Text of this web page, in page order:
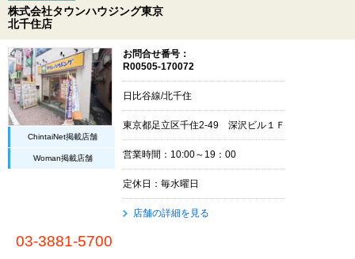
株式会社タウンハウジング東京
北千住店
ChintaiNet掲載店舗
Woman掲載店舗
お問合せ番号：
R00505-170072
日比谷線/北千住
東京都足立区千住2-49 深沢ビル１Ｆ
営業時間：10:00～19：00
定休日：毎水曜日
店舗の詳細を見る
03-3881-5700